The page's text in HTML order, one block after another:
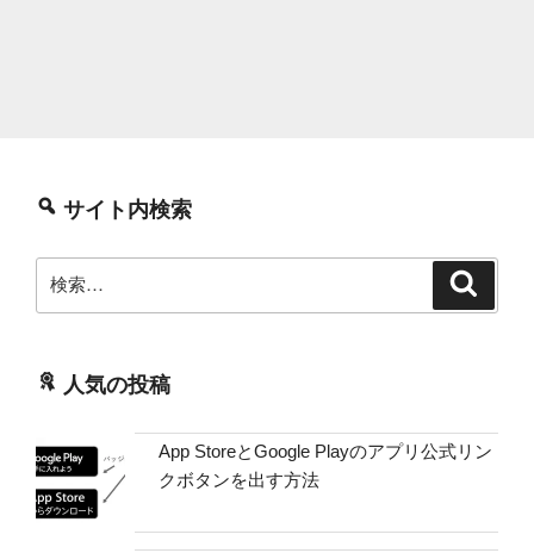
サイト内検索
索:
人気の投稿
App StoreとGoogle Playのアプリ公式リン
クボタンを出す方法